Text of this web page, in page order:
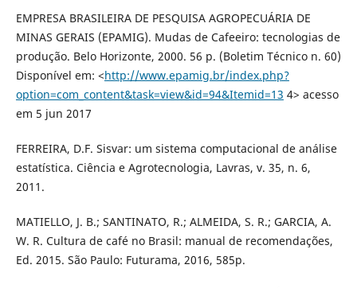
EMPRESA BRASILEIRA DE PESQUISA AGROPECUÁRIA DE
MINAS GERAIS (EPAMIG). Mudas de Cafeeiro: tecnologias de
produção. Belo Horizonte, 2000. 56 p. (Boletim Técnico n. 60)
Disponível em: <http://www.epamig.br/index.php?
option=com_content&task=view&id=94&Itemid=13 4> acesso
em 5 jun 2017
FERREIRA, D.F. Sisvar: um sistema computacional de análise
estatística. Ciência e Agrotecnologia, Lavras, v. 35, n. 6,
2011.
MATIELLO, J. B.; SANTINATO, R.; ALMEIDA, S. R.; GARCIA, A.
W. R. Cultura de café no Brasil: manual de recomendações,
Ed. 2015. São Paulo: Futurama, 2016, 585p.